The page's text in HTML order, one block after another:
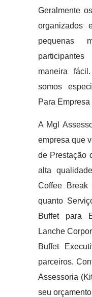
Geralmente
organizados
pequenas
maneira
somos
Para
A Mgl
empresa que
de Prestação
alta
Coffee
quanto
Buffet para
Lanche
Buffet
parceiros.
Assessoria
seu